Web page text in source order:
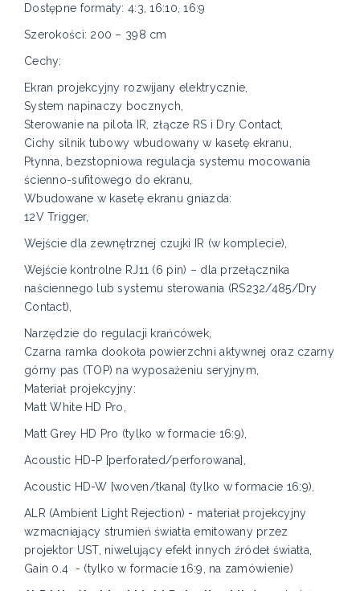
Dostępne formaty: 4:3, 16:10, 16:9
Szerokości: 200 – 398 cm
Cechy:
Ekran projekcyjny rozwijany elektrycznie,
System napinaczy bocznych,
Sterowanie na pilota IR, złącze RS i Dry Contact,
Cichy silnik tubowy wbudowany w kasetę ekranu,
Płynna, bezstopniowa regulacja systemu mocowania
ścienno-sufitowego do ekranu,
Wbudowane w kasetę ekranu gniazda:
12V Trigger,
Wejście dla zewnętrznej czujki IR (w komplecie),
Wejście kontrolne RJ11 (6 pin) – dla przełącznika
naściennego lub systemu sterowania (RS232/485/Dry
Contact),
Narzędzie do regulacji krańcówek,
Czarna ramka dookoła powierzchni aktywnej oraz czarny
górny pas (TOP) na wyposażeniu seryjnym,
Materiał projekcyjny:
Matt White HD Pro,
Matt Grey HD Pro (tylko w formacie 16:9),
Acoustic HD-P [perforated/perforowana],
Acoustic HD-W [woven/tkana] (tylko w formacie 16:9),
ALR (Ambient Light Rejection) - materiał projekcyjny
wzmacniający strumień światła emitowany przez
projektor UST, niwelujący efekt innych źródeł światła,
Gain 0.4
- (tylko w formacie 16:9, na zamówienie)